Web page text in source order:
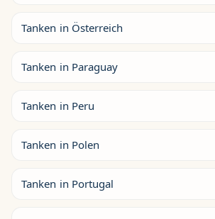
Tanken in Österreich
Tanken in Paraguay
Tanken in Peru
Tanken in Polen
Tanken in Portugal